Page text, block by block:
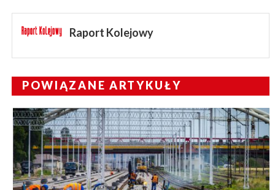
Raport Kolejowy
POWIĄZANE ARTYKUŁY